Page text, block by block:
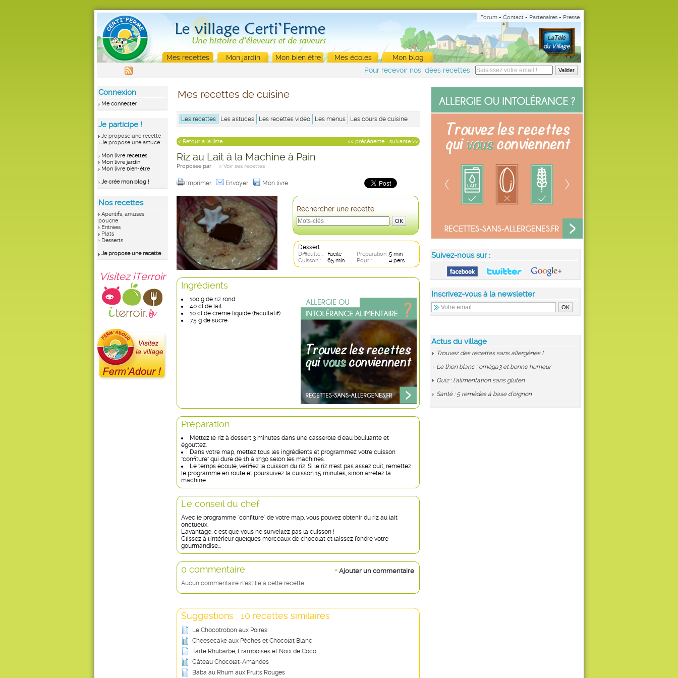
Forum - Contact - Partenaires - Presse
Mes recettes Mon jardin Mon bien être Mes écoles
Mon blog
Pour recevoir nos idées recettes :
Connexion
Me connecter
Je participe !
Je propose une recette
Je propose une astuce
Mon livre recettes
Mon livre jardin
Mon livre bien-être
Je crée mon blog !
Nos recettes
Apéritifs, amuses
bouche
Entrées
Plats
Desserts
Je propose une recette
Visitez iTerroir
Suivez-nous sur :
Inscrivez-vous à la newsletter
Actus du village
Trouvez des recettes sans allergènes !
Le thon blanc : oméga3 et bonne humeur
Quiz : l'alimentation sans gluten
Santé : 5 remèdes à base d'oignon
Mes recettes de cuisine
Les recettes Les astuces Les recettes vidéo Les menus Les cours de cuisine
suivante >>
<< précédente
< Retour à la liste
Riz au Lait à la Machine à Pain
Proposée par > Voir ses recettes
Imprimer Envoyer Mon livre
Rechercher une recette :
Dessert
Difficulté : Facile Préparation :5 min
Cuisson :
65 min Pour : 4 pers
Ingrédients
100 g de riz rond
40 cl de lait
10 cl de crème liquide (facultatif)
75 g de sucre
Préparation
Mettez le riz à dessert 3 minutes dans une casserole d'eau bouillante et
égouttez.
Dans votre map, mettez tous les ingrédients et programmez votre cuisson
"confiture" qui dure de 1h à 1h30 selon les machines.
Le temps écoulé, vérifiez la cuisson du riz. Si le riz n'est pas assez cuit, remettez
le programme en route et poursuivez la cuisson 15 minutes, sinon arrêtez la
machine.
Le conseil du chef
Avec le programme "confiture" de votre map, vous pouvez obtenir du riz au lait
onctueux.
L'avantage, c'est que vous ne surveillez pas la cuisson !
Glissez à l'intérieur quelques morceaux de chocolat et laissez fondre votre
gourmandise...
+ Ajouter un commentaire
0 commentaire
Aucun commentaire n'est lié à cette recette
Suggestions : 10 recettes similaires
Le Chocotrobon aux Poires
Cheesecake aux Pêches et Chocolat Blanc
Tarte Rhubarbe, Framboises et Noix de Coco
Gâteau Chocolat-Amandes
Baba au Rhum aux Fruits Rouges